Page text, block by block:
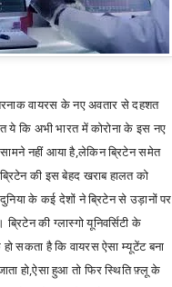
वायरस के नए अवतार से दहशत
ये कि अभी भारत में कोरोना के इस नए
नहीं आया है,लेकिन ब्रिटेन समेत
की इस बेहद खराब हालत को
के कई देशों ने ब्रिटेन से उड़ानों पर
ब्रिटेन की ग्लास्गो यूनिवर्सिटी के
सकता है कि वायरस ऐसा म्यूटेंट बना
हो,ऐसा हुआ तो फिर स्थिति फ़्लू के